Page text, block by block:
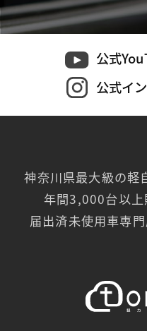
公式
公式イ
神奈川県最大級の軽
年間3,000台以
届出済未使用車専